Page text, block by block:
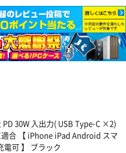
30W 入出力( USB Type-C ×2)
合 【 iPhone iPad Android スマ
電可 】 ブラック